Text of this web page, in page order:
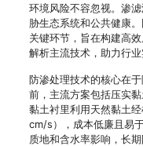
环境风险不容忽视。渗
胁生态系统和公共健康
关键环节，旨在构建高
解析主流技术，助力行业
防渗处理技术的核心在
前，主流方案包括压实
黏土衬里利用天然黏土
cm/s），成本低廉且易
质地和含水率影响，长